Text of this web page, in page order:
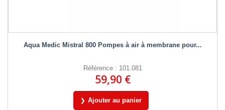
Aqua Medic Mistral 800 Pompes à air à membrane pour...
Référence : 101.081
59,90 €
Ajouter au panier